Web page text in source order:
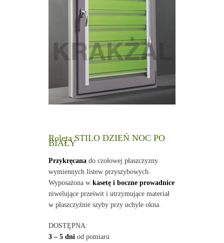
Roleta STILO DZIEŃ NOC PO
BIAŁY
Przykręcanado czołowej płaszczyzny
wymiennych listew przyszybowych.
Wyposażona w kasetę i boczne prowadnice
niwelujące prześwit i utrzymujące materiał
w płaszczyźnie szyby przy uchyle okna.
DOSTĘPNA:
3 – 5 dni od pomiaru